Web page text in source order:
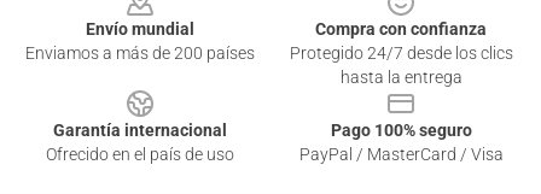
Envío mundial
Enviamos a más de 200 países
Compra con confianza
Protegido 24/7 desde los clics
hasta la entrega
Garantía internacional
Ofrecido en el país de uso
Pago 100% seguro
PayPal / MasterCard / Visa